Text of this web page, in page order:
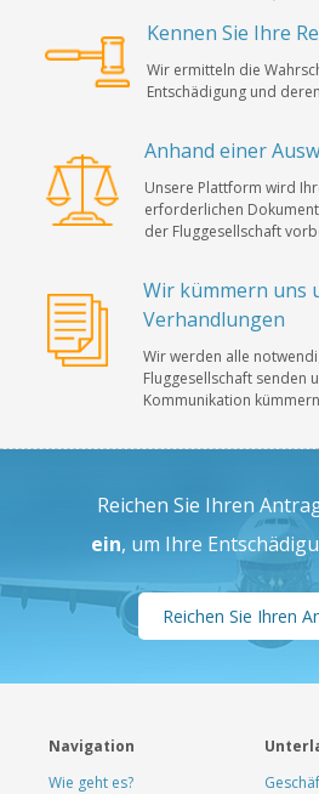
Kennen Sie Ihre
Wir ermitteln die
Entschädigung und
Anhand einer
Unsere Plattform wird
erforderlichen
der Fluggesellschaft
Wir kümmern uns
Verhandlungen
Wir werden alle
Fluggesellschaft senden
Kommunikation kümmern
Reichen Sie Ihren
ein, um Ihre
Reichen Sie Ihren
Navigation
Wie geht es?